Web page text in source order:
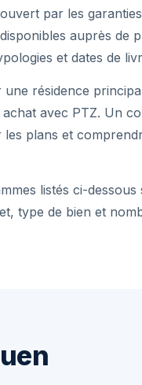
par les
auprès de
et dates de
résidence
avec PTZ. Un
les plans et
listés ci-dessous
type de bien et